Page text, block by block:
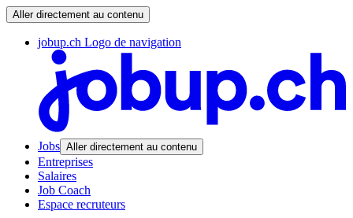
Aller directement au contenu
jobup.ch Logo de navigation
Jobs Aller directement au contenu
Entreprises
Salaires
Job Coach
Espace recruteurs